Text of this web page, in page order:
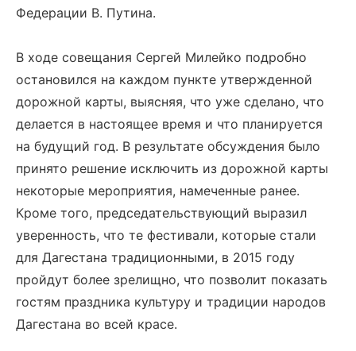
Федерации В. Путина.
В ходе совещания Сергей Милейко подробно
остановился на каждом пункте утвержденной
дорожной карты, выясняя, что уже сделано, что
делается в настоящее время и что планируется
на будущий год. В результате обсуждения было
принято решение исключить из дорожной карты
некоторые мероприятия, намеченные ранее.
Кроме того, председательствующий выразил
уверенность, что те фестивали, которые стали
для Дагестана традиционными, в 2015 году
пройдут более зрелищно, что позволит показать
гостям праздника культуру и традиции народов
Дагестана во всей красе.